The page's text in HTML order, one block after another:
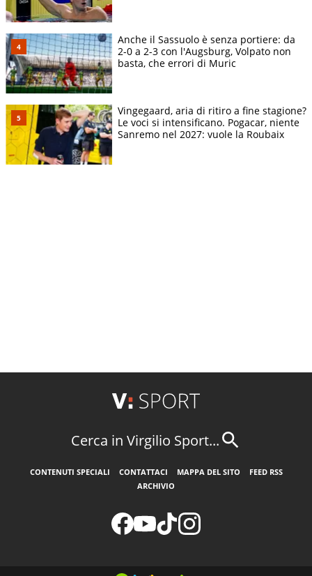
Anche il Sassuolo è senza portiere: da
2-0 a 2-3 con l'Augsburg, Volpato non
basta, che errori di Muric
Vingegaard, aria di ritiro a fine stagione?
Le voci si intensificano. Pogacar, niente
Sanremo nel 2027: vuole la Roubaix
Cerca in Virgilio Sport...
CONTENUTI SPECIALI CONTATTACI MAPPA DEL SITO
FEED RSS
ARCHIVIO